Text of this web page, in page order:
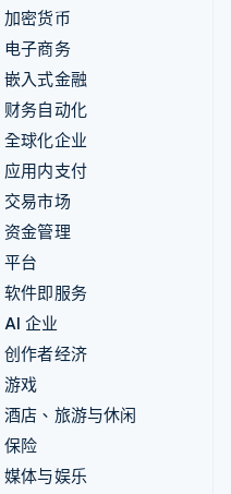
加密货币
电子商务
嵌入式金融
财务自动化
全球化企业
应用内支付
交易市场
资金管理
平台
软件即服务
AI 企业
创作者经济
游戏
酒店、旅游与休闲
保险
媒体与娱乐